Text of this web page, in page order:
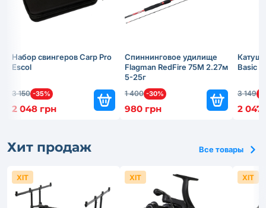
Набор свингеров Carp Pro
Escol
3 150 -35%
2 048 грн
Спиннинговое удилище
Flagman RedFire 75M 2.27м
5-25г
1 400 -30%
980 грн
Basic
3 149
2 047
Хит продаж Все товары
ХІТ ХІТ ХІТ